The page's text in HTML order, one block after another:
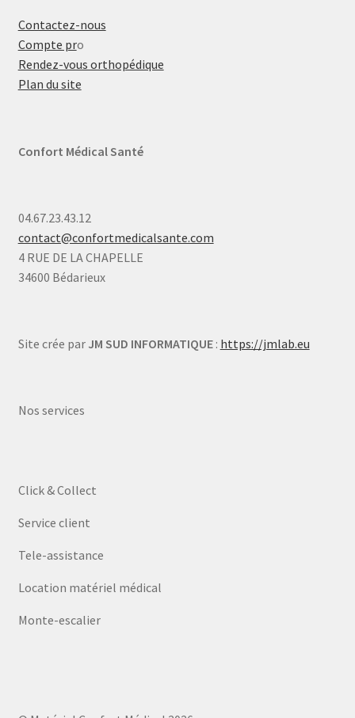
Contactez-nous
Compte pro
Rendez-vous orthopédique
Plan du site
Confort Médical Santé
04.67.23.43.12
contact@confortmedicalsante.com
4 RUE DE LA CHAPELLE
34600 Bédarieux
Site crée par JM SUD INFORMATIQUE: https://jmlab.eu
Nos services
Click & Collect
Service client
Tele-assistance
Location matériel médical
Monte-escalier